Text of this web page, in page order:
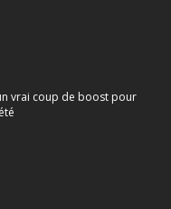
vrai coup de boost pour